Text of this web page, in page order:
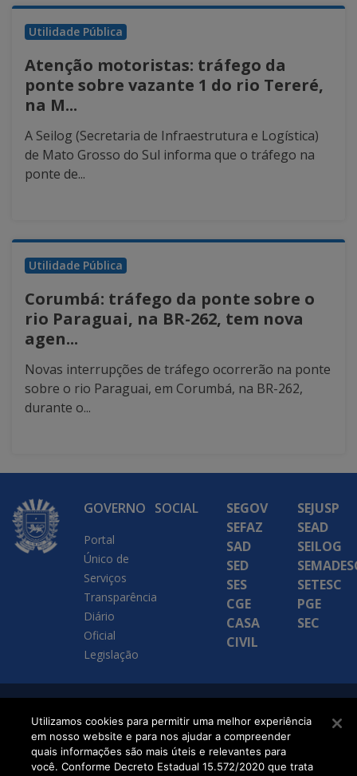
Utilidade Pública
Atenção motoristas: tráfego da
ponte sobre vazante 1 do rio Tereré,
na M...
A Seilog (Secretaria de Infraestrutura e Logística)
de Mato Grosso do Sul informa que o tráfego na
ponte de...
Utilidade Pública
Corumbá: tráfego da ponte sobre o
rio Paraguai, na BR-262, tem nova
agen...
Novas interrupções de tráfego ocorrerão na ponte
sobre o rio Paraguai, em Corumbá, na BR-262,
durante o...
GOVERNO
Portal
Único de
Serviços
Transparência
Diário
Oficial
Legislação
SOCIAL
SEGOV
SEFAZ
SAD
SED
SES
CGE
CASA
CIVIL
SEJUSP
SEAD
SEILOG
SETESC
PGE
SEC
SETDIG | Secretaria-
Executiva de
Transformação Digital
Utilizamos cookies para permitir uma melhor experiência
em nosso website e para nos ajudar a compreender
quais informações são mais úteis e relevantes para
você. Conforme Decreto Estadual 15.572/2020 que trata